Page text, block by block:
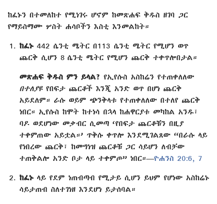
ከፈኑን በተመለከተ የሚነገሩ ሆኖም ከመጽሐፍ ቅዱስ ዘገባ ጋር
የማይስማሙ ሦስት ሐሳቦችን እስቲ እንመልከት።
ከፈኑ442 ሴንቲ ሜትር በ113 ሴንቲ ሜትር የሚሆን ወጥ
ጨርቅ ሲሆን 8 ሴንቲ ሜትር የሚሆን ጨርቅ ተቀጥሎበታል።
መጽሐፍ ቅዱስ ምን ይላል? የኢየሱስ አስከሬን የተጠቀለለው
በተለያዩ የበፍታ ጨርቆች እንጂ አንድ ወጥ በሆነ ጨርቅ
አይደለም። ራሱ ወይም ጭንቅላቱ የተጠቀለለው በተለየ ጨርቅ
ነበር። ኢየሱስ ከሞት ከተነሳ በኋላ ከሐዋርያቱ መካከል አንዱ፣
ባዶ ወደሆነው መቃብር ሲመጣ ‘የበፍታ ጨርቆቹን በዚያ
ተቀምጠው አይቷል።’ ጥቅሱ ቀጥሎ እንደሚገልጸው “በራሱ ላይ
የነበረው ጨርቅ፣ ከመግነዝ ጨርቆቹ ጋር ሳይሆን ለብቻው
ተጠቅልሎ አንድ ቦታ ላይ ተቀምጦ” ነበር።—ዮሐንስ 20:6, 7
ከፈኑላይ የደም ነጠብጣብ የሚታይ ሲሆን ይህም የሆነው አስከሬኑ
ሳይታጠብ ስለተገነዘ እንደሆነ ይታሰባል።